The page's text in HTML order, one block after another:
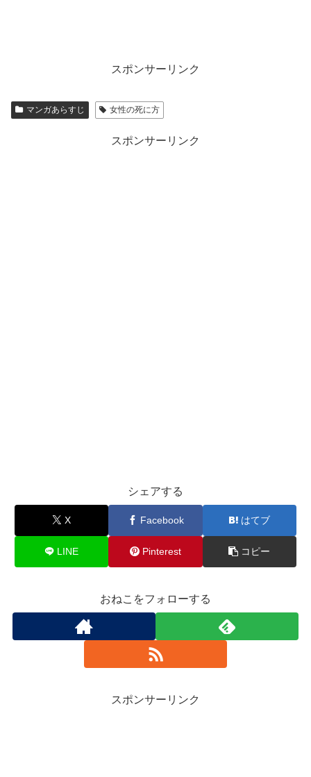
スポンサーリンク
マンガあらすじ 女性の死に方
スポンサーリンク
シェアする
X Facebook はてブ
LINE Pinterest コピー
おねこをフォローする
スポンサーリンク